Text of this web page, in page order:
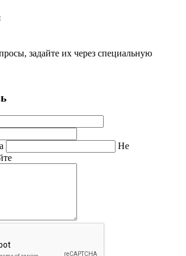
задайте их через специальную
Не